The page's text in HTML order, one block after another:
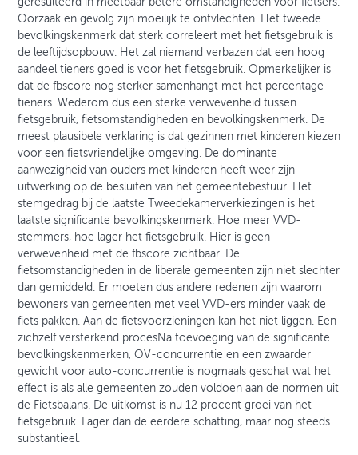
geresulteerd in meetbaar betere omstandigheden voor fietsers.
Oorzaak en gevolg zijn moeilijk te ontvlechten. Het tweede
bevolkingskenmerk dat sterk correleert met het fietsgebruik is
de leeftijdsopbouw. Het zal niemand verbazen dat een hoog
aandeel tieners goed is voor het fietsgebruik. Opmerkelijker is
dat de fbscore nog sterker samenhangt met het percentage
tieners. Wederom dus een sterke verwevenheid tussen
fietsgebruik, fietsomstandigheden en bevolkingskenmerk. De
meest plausibele verklaring is dat gezinnen met kinderen kiezen
voor een fietsvriendelijke omgeving. De dominante
aanwezigheid van ouders met kinderen heeft weer zijn
uitwerking op de besluiten van het gemeentebestuur. Het
stemgedrag bij de laatste Tweedekamerverkiezingen is het
laatste significante bevolkingskenmerk. Hoe meer VVD-
stemmers, hoe lager het fietsgebruik. Hier is geen
verwevenheid met de fbscore zichtbaar. De
fietsomstandigheden in de liberale gemeenten zijn niet slechter
dan gemiddeld. Er moeten dus andere redenen zijn waarom
bewoners van gemeenten met veel VVD-ers minder vaak de
fiets pakken. Aan de fietsvoorzieningen kan het niet liggen. Een
zichzelf versterkend procesNa toevoeging van de significante
bevolkingskenmerken, OV-concurrentie en een zwaarder
gewicht voor auto-concurrentie is nogmaals geschat wat het
effect is als alle gemeenten zouden voldoen aan de normen uit
de Fietsbalans. De uitkomst is nu 12 procent groei van het
fietsgebruik. Lager dan de eerdere schatting, maar nog steeds
substantieel.